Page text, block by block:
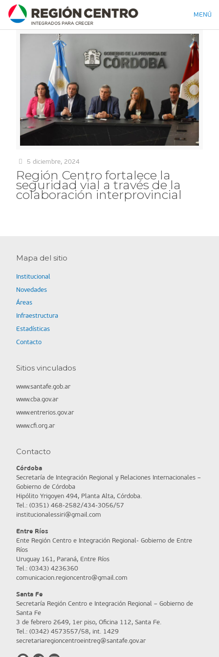
MENÚ
5 diciembre, 2024
Región Centro fortalece la
seguridad vial a través de la
colaboración interprovincial
Mapa del sitio
Institucional
Novedades
Áreas
Infraestructura
Estadísticas
Contacto
Sitios vinculados
www.santafe.gob.ar
www.cba.gov.ar
www.entrerios.gov.ar
www.cfi.org.ar
Contacto
Córdoba
Secretaría de Integración Regional y Relaciones Internacionales –
Gobierno de Córdoba
Hipólito Yrigoyen 494, Planta Alta, Córdoba.
Tel.: (0351) 468-2582/434-3056/57
institucionalessiri@gmail.com
Entre Ríos
Ente Región Centro e Integración Regional- Gobierno de Entre
Ríos
Uruguay 161, Paraná, Entre Ríos
Tel.: (0343) 4236360
comunicacion.regioncentro@gmail.com
Santa Fe
Secretaría Región Centro e Integración Regional – Gobierno de
Santa Fe
3 de febrero 2649, 1er piso, Oficina 112, Santa Fe.
Tel.: (0342) 4573557/58, int. 1429
secretariaregioncentroeintreg@santafe.gov.ar